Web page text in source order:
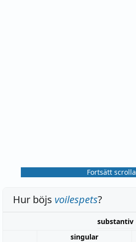
Fortsätt scrolla
Hur böjs voilespets?
substantiv
singular